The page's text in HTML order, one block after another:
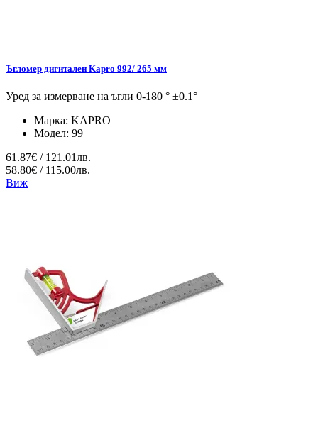
Ъгломер дигитален Kapro 992/ 265 мм
Уред за измерване на ъгли 0-180 ° ±0.1°
Марка: KAPRO
Модел: 99
61.87€ / 121.01лв.
58.80€ / 115.00лв.
Виж